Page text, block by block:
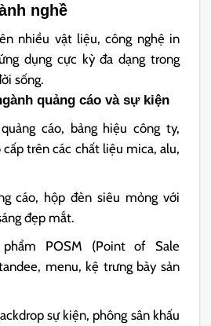
nghề
nhiều vật liệu, công nghệ in
dụng cực kỳ đa dạng trong
sống.
quảng cáo và sự kiện
cáo, bảng hiệu công ty,
cấp trên các chất liệu mica, alu,
cáo, hộp đèn siêu mỏng với
đẹp mắt.
POSM (Point of Sale
menu, kệ trưng bày sản
sự kiện, phông sân khấu